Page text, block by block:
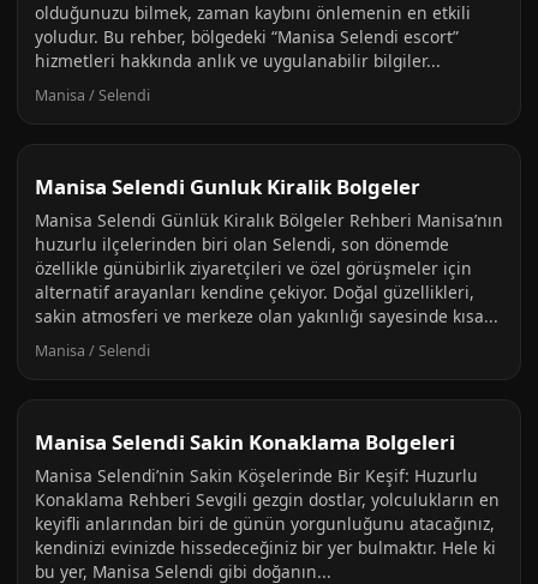
olduğunuzu bilmek, zaman kaybını önlemenin en etkili
yoludur. Bu rehber, bölgedeki “Manisa Selendi escort”
hizmetleri hakkında anlık ve uygulanabilir bilgiler...
Manisa / Selendi
Manisa Selendi Gunluk Kiralik Bolgeler
Manisa Selendi Günlük Kiralık Bölgeler Rehberi Manisa’nın
huzurlu ilçelerinden biri olan Selendi, son dönemde
özellikle günübirlik ziyaretçileri ve özel görüşmeler için
alternatif arayanları kendine çekiyor. Doğal güzellikleri,
sakin atmosferi ve merkeze olan yakınlığı sayesinde kısa...
Manisa / Selendi
Manisa Selendi Sakin Konaklama Bolgeleri
Manisa Selendi’nin Sakin Köşelerinde Bir Keşif: Huzurlu
Konaklama Rehberi Sevgili gezgin dostlar, yolculukların en
keyifli anlarından biri de günün yorgunluğunu atacağınız,
kendinizi evinizde hissedeceğiniz bir yer bulmaktır. Hele ki
bu yer, Manisa Selendi gibi doğanın...